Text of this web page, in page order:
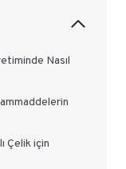
Nasıl
Çelik için